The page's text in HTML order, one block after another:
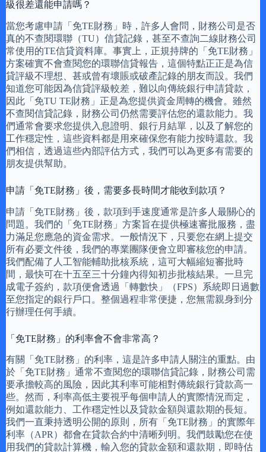
級很差還能申請嗎？
當您考慮申請「免TE財務」時，許多人會問，財務公司是否
真的不查閱環聯（TU）信貸記錄，甚至不查詢二線財務公司
常使用的TE信貸資料庫。事實上，正規持牌的「免TE財務」
方案確實不會查閱您的環聯信貸報告，這個特點正正是為信
貸評級不理想、甚或曾有壞賬或破產記錄的朋友而設。我們
知道您可能因為信貸評級較差，難以向傳統銀行申請貸款，
因此「免TU TE財務」正是為您提供資金周轉的機會。雖然
不查閱信貸記錄，財務公司仍然需要評估您的還款能力。我
們通常會要求您提供入息證明、銀行月結單，以及了解您的
工作穩定性，這些資料都是用來確保您有能力按時還款。我
們相信，透過這些內部評估方式，我們可以為更多有需要的
朋友提供幫助。
申請「免TE財務」後，需要多長時間才能收到款項？
申請「免TE財務」後，款項到手速度通常是許多人最關心的
問題。我們的「免TE財務」方案旨在提供極速審批服務，盡
力滿足您應急的資金需求。一般情況下，只要您在網上提交
所有必要文件後，我們的專業團隊便會立即審核您的申請。
我們配備了人工智能輔助批核系統，這可大幅縮短審批時
間，最快可在十五至三十分鐘內得知初步批核結果。一旦完
成電子簽約，款項便會透過「轉數快」（FPS）系統即日過數
至您指定的銀行戶口。整個過程非常便捷，您無需親身到分
行辦理任何手續。
「免TE財務」的利率會不會非常高？
有關「免TE財務」的利率，這是許多申請人關注的重點。由
於「免TE財務」通常不查閱您的環聯信貸記錄，財務公司需
要承擔較高的風險，因此其利率可能相對傳統銀行貸款高一
些。然而，利率高低主要視乎每個申請人的實際情況而定，
例如還款能力、工作穩定性以及貸款金額與還款期的長短。
我們一直秉持透明公開的原則，所有「免TE財務」的實際年
利率（APR）都會在貸款合約中清晰列明。我們鼓勵您在使
用我們的貸款計算機，輸入您的貸款金額和還款期，即時估